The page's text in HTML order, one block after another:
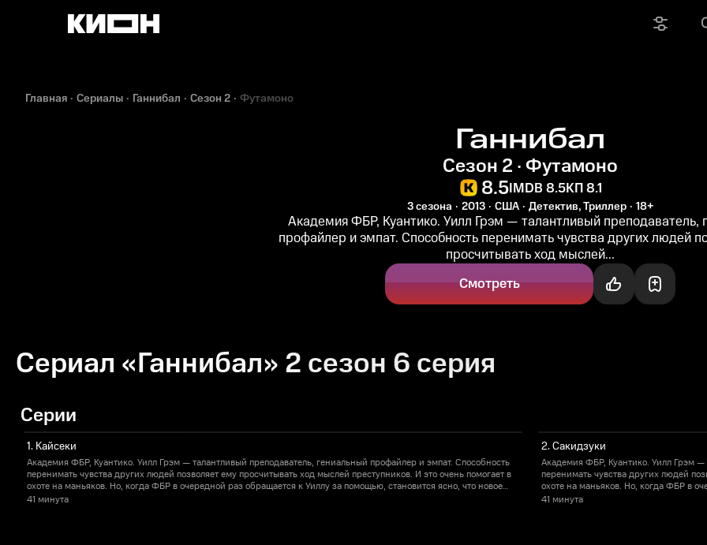
Главная Сериалы Ганнибал Сезон 2 Футамоно
Ганнибал
Сезон 2 · Футамоно
8.5IMDB 8.5КП 8.1
3 сезона 2013 США Детектив, Триллер 18+
Академия ФБР, Куантико. Уилл Грэм — талантливый преподаватель,
профайлер и эмпат. Способность перенимать чувства других людей
просчитывать ход мыслей...
Смотреть
Сериал «Ганнибал» 2 сезон 6 серия
Серии
1. Кайсеки
Академия ФБР, Куантико. Уилл Грэм — талантливый преподаватель, гениальный профайлер и эмпат. Способность
перенимать чувства других людей позволяет ему просчитывать ход мыслей преступников. И это очень помогает в
охоте на маньяков. Но, когда ФБР в очередной раз обращается к Уиллу за помощью, становится ясно, что новое
дело ему не по зубам. Расследование требует погружения в разум не одного, а целых двух серийных убийц. Кто
41 минута
2. Сакидзуки
Академия ФБР, Куантико. Уилл Грэм —
перенимать чувства других людей
охоте на маньяков. Но, когда ФБР в
дело ему не по зубам.
41 минута